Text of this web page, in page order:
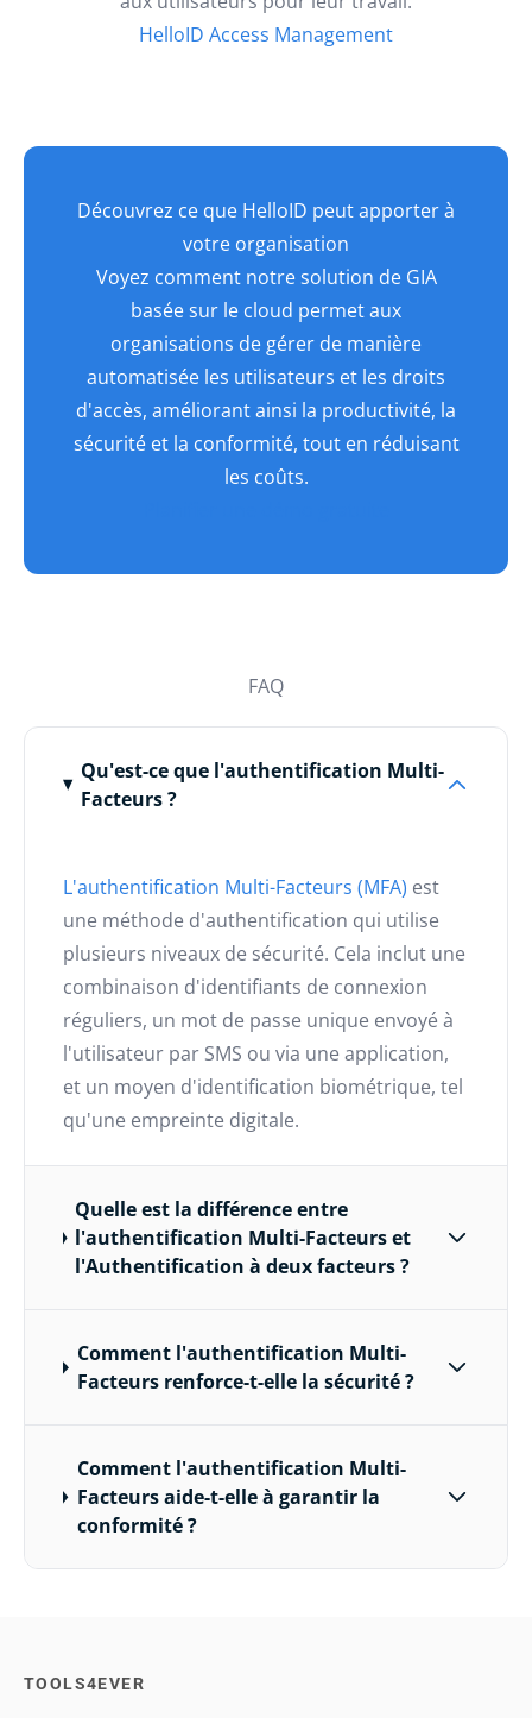
HelloID Access Management
Découvrez ce que HelloID peut apporter à
votre organisation
Voyez comment notre solution de GIA
basée sur le cloud permet aux
organisations de gérer de manière
automatisée les utilisateurs et les droits
d'accès, améliorant ainsi la productivité, la
sécurité et la conformité, tout en réduisant
les coûts.
FAQ
Qu'est-ce que l'authentification Multi-
Facteurs ?
L'authentification Multi-Facteurs (MFA) est
une méthode d'authentification qui utilise
plusieurs niveaux de sécurité. Cela inclut une
combinaison d'identifiants de connexion
réguliers, un mot de passe unique envoyé à
l'utilisateur par SMS ou via une application,
et un moyen d'identification biométrique, tel
qu'une empreinte digitale.
Quelle est la différence entre
l'authentification Multi-Facteurs et
l'Authentification à deux facteurs ?
Comment l'authentification Multi-
Facteurs renforce-t-elle la sécurité ?
Comment l'authentification Multi-
Facteurs aide-t-elle à garantir la
conformité ?
TOOLS4EVER